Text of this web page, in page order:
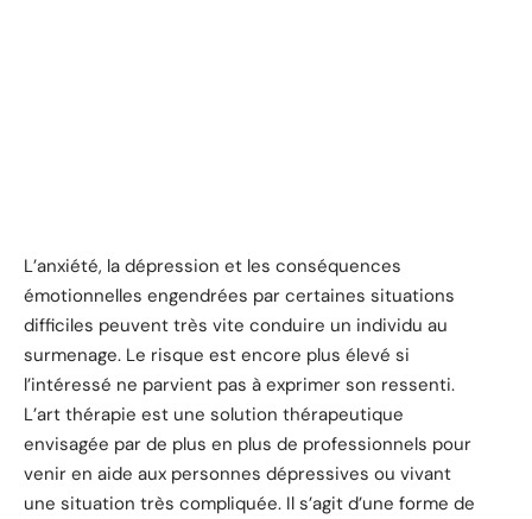
L’anxiété, la dépression et les conséquences
émotionnelles engendrées par certaines situations
difficiles peuvent très vite conduire un individu au
surmenage. Le risque est encore plus élevé si
l’intéressé ne parvient pas à exprimer son ressenti.
L’art thérapie est une solution thérapeutique
envisagée par de plus en plus de professionnels pour
venir en aide aux personnes dépressives ou vivant
une situation très compliquée. Il s’agit d’une forme de